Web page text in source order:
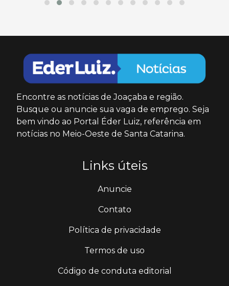
Encontre as notícias de Joaçaba e região.
Busque ou anuncie sua vaga de emprego. Seja
bem vindo ao Portal Éder Luiz, referência em
notícias no Meio-Oeste de Santa Catarina.
Links úteis
Anuncie
Contato
Política de privacidade
Termos de uso
Código de conduta editorial